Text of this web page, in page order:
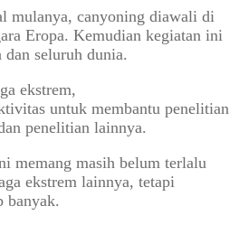
mulanya, canyoning diawali di
Eropa. Kemudian kegiatan ini
seluruh dunia.
ekstrem,
untuk membantu penelitian
penelitian lainnya.
memang masih belum terlalu
ekstrem lainnya, tetapi
banyak.